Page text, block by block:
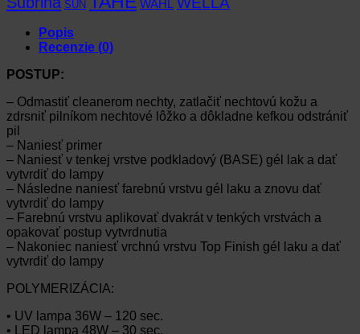
SUN WAHL
Popis
Recenzie (0)
POSTUP:
– Odmastiť cleanerom nechty, zatlačiť nechtovú kožu a
zdrsniť pilníkom nechtové lôžko a dôkladne kefkou odstrániť
pil
– Naniesť primer
– Naniesť v tenkej vrstve podkladový (BASE) gél lak a dať
vytvrdiť do lampy
– Následne naniesť farebnú vrstvu gél laku a znovu dať
vytvrdiť do lampy
– Farebnú vrstvu aplikovať dvakrát v tenkých vrstvách a
opakovať postup vytvrdnutia
– Nakoniec naniesť vrchnú vrstvu Top Finish gél laku a dať
vytvrdiť do lampy
POLYMERIZÁCIA:
• UV lampa 36W – 120 sec.
• LED lampa 48W – 30 sec.